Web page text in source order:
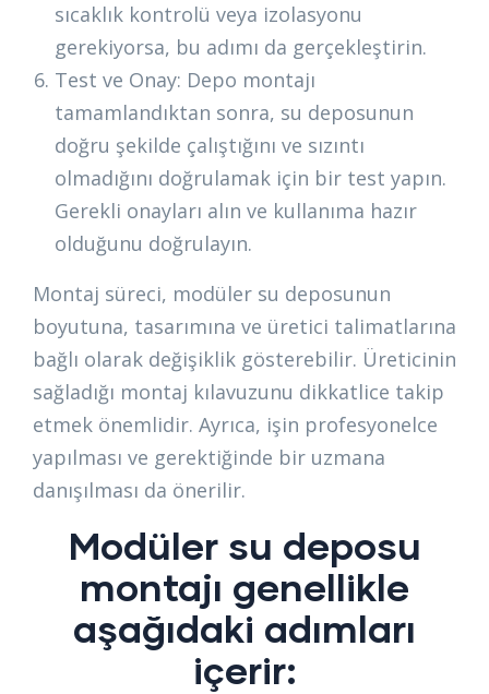
sıcaklık kontrolü veya izolasyonu
gerekiyorsa, bu adımı da gerçekleştirin.
Test ve Onay: Depo montajı
tamamlandıktan sonra, su deposunun
doğru şekilde çalıştığını ve sızıntı
olmadığını doğrulamak için bir test yapın.
Gerekli onayları alın ve kullanıma hazır
olduğunu doğrulayın.
Montaj süreci, modüler su deposunun
boyutuna, tasarımına ve üretici talimatlarına
bağlı olarak değişiklik gösterebilir. Üreticinin
sağladığı montaj kılavuzunu dikkatlice takip
etmek önemlidir. Ayrıca, işin profesyonelce
yapılması ve gerektiğinde bir uzmana
danışılması da önerilir.
Modüler su deposu
montajı genellikle
aşağıdaki adımları
içerir: